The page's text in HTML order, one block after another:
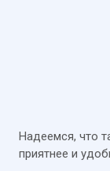
Надеемся, что
приятнее и